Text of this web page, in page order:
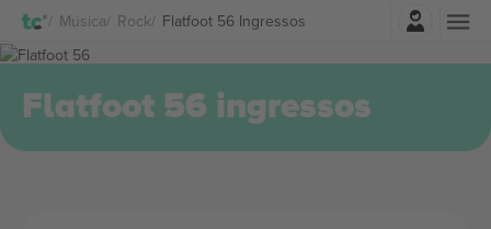
Música Rock Flatfoot 56 Ingressos
Entrar
Flatfoot 56 ingressos